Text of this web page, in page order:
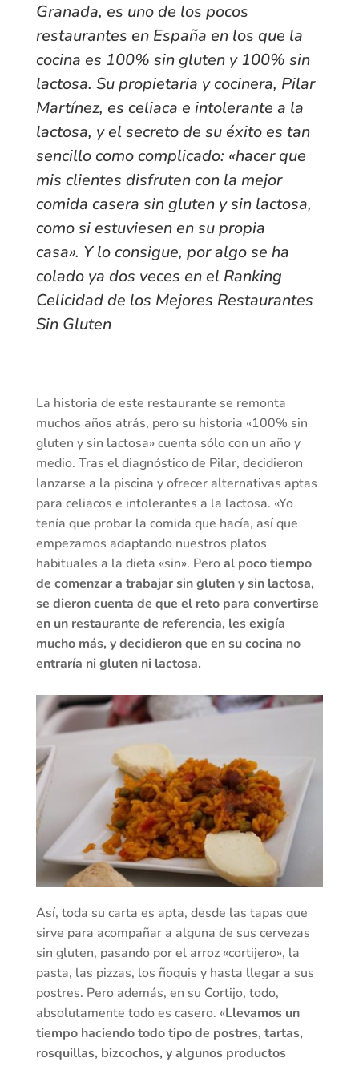
Granada, es uno de los pocos
restaurantes en España en los que la
cocina es 100% sin gluten y 100% sin
lactosa. Su propietaria y cocinera, Pilar
Martínez, es celiaca e intolerante a la
lactosa, y el secreto de su éxito es tan
sencillo como complicado: «hacer que
mis clientes disfruten con la mejor
comida casera sin gluten y sin lactosa,
como si estuviesen en su propia
casa». Y lo consigue, por algo se ha
colado ya dos veces en el Ranking
Celicidad de los Mejores Restaurantes
Sin Gluten
La historia de este restaurante se remonta
muchos años atrás, pero su historia «100% sin
gluten y sin lactosa» cuenta sólo con un año y
medio. Tras el diagnóstico de Pilar, decidieron
lanzarse a la piscina y ofrecer alternativas aptas
para celiacos e intolerantes a la lactosa. «Yo
tenía que probar la comida que hacía, así que
empezamos adaptando nuestros platos
habituales a la dieta «sin». Peroal poco tiempo
de comenzar a trabajar sin gluten y sin lactosa,
se dieron cuenta de que el reto para convertirse
en un restaurante de referencia, les exigía
mucho más, y decidieron que en su cocina no
entraría ni gluten ni lactosa.
Así, toda su carta es apta, desde las tapas que
sirve para acompañar a alguna de sus cervezas
sin gluten, pasando por el arroz «cortijero», la
pasta, las pizzas, los ñoquis y hasta llegar a sus
postres. Pero además, en su Cortijo, todo,
absolutamente todo es casero. «Llevamos un
tiempo haciendo todo tipo de postres, tartas,
rosquillas, bizcochos, y algunos productos